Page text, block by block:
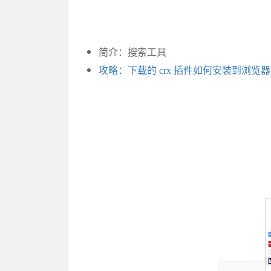
简介：搜索工具
攻略：下载的 crx 插件如何安装到浏览